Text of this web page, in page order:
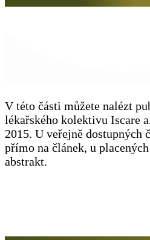
V této části můžete nalézt
lékařského kolektivu Iscare
2015. U veřejně dostupných
přímo na článek, u
abstrakt.